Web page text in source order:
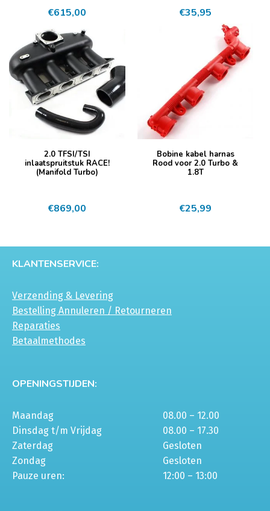
€615,00 €35,95
2.0 TFSI/TSI
inlaatspruitstuk RACE!
(Manifold Turbo)
€869,00
Bobine kabel harnas
Rood voor 2.0 Turbo &
1.8T
€25,99
KLANTENSERVICE:
Verzending & Levering
Bestelling Annuleren / Retourneren
Reparaties
Betaalmethodes
OPENINGSTIJDEN:
Maandag
08.00 – 12.00
Dinsdag t/m Vrijdag
08.00 – 17.30
Zaterdag
Gesloten
Zondag
Gesloten
Pauze uren:
12:00 – 13:00